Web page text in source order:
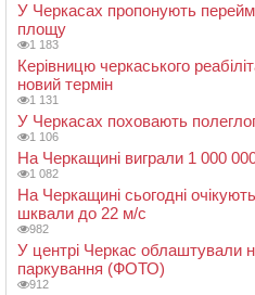
У Черкасах пропонують
площу
1 183
Керівницю черкаського
новий термін
1 131
У Черкасах поховають
1 106
На Черкащині виграли 1 000
1 082
На Черкащині сьогодні
шквали до 22 м/с
982
У центрі Черкас облаштували
паркування (ФОТО)
912